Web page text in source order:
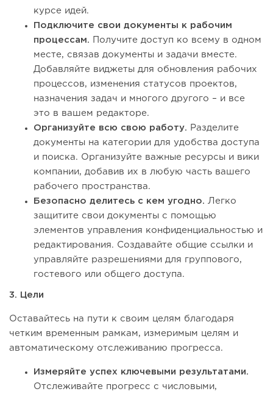
курсе идей.
Подключите свои документы к рабочим
процессам.
Получите доступ ко всему в одном
месте, связав документы и задачи вместе.
Добавляйте виджеты для обновления рабочих
процессов, изменения статусов проектов,
назначения задач и многого другого – и все
это в вашем редакторе.
Организуйте всю свою работу.
Разделите
документы на категории для удобства доступа
и поиска. Организуйте важные ресурсы и вики
компании, добавив их в любую часть вашего
рабочего пространства.
Безопасно делитесь с кем угодно. Легко
защитите свои документы с помощью
элементов управления конфиденциальностью и
редактирования. Создавайте общие ссылки и
управляйте разрешениями для группового,
гостевого или общего доступа.
3. Цели
Оставайтесь на пути к своим целям благодаря
четким временным рамкам, измеримым целям и
автоматическому отслеживанию прогресса.
Измеряйте успех ключевыми результатами.
Отслеживайте прогресс с числовыми,